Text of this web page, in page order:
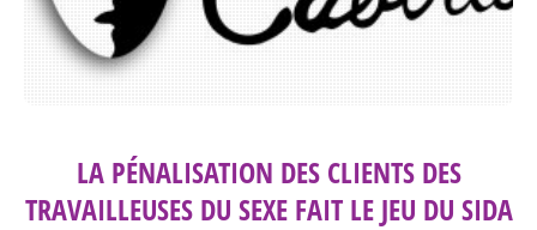
LA PÉNALISATION DES CLIENTS DES
TRAVAILLEUSES DU SEXE FAIT LE JEU DU SIDA